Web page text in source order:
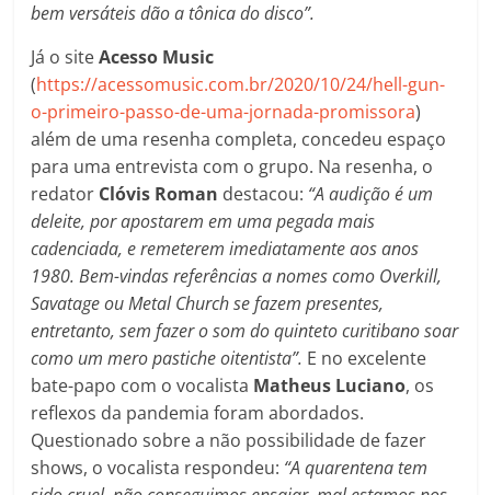
bem versáteis dão a tônica do disco”.
Já o siteAcesso Music
(https://acessomusic.com.br/2020/10/24/hell-gun-
o-primeiro-passo-de-uma-jornada-promissora)
além de uma resenha completa, concedeu espaço
para uma entrevista com o grupo. Na resenha, o
redator Clóvis Roman destacou: “A audição é um
deleite, por apostarem em uma pegada mais
cadenciada, e remeterem imediatamente aos anos
1980. Bem-vindas referências a nomes como Overkill,
Savatage ou Metal Church se fazem presentes,
entretanto, sem fazer o som do quinteto curitibano soar
como um mero pastiche oitentista”. E no excelente
bate-papo com o vocalista Matheus Luciano, os
reflexos da pandemia foram abordados.
Questionado sobre a não possibilidade de fazer
shows, o vocalista respondeu: “A quarentena tem